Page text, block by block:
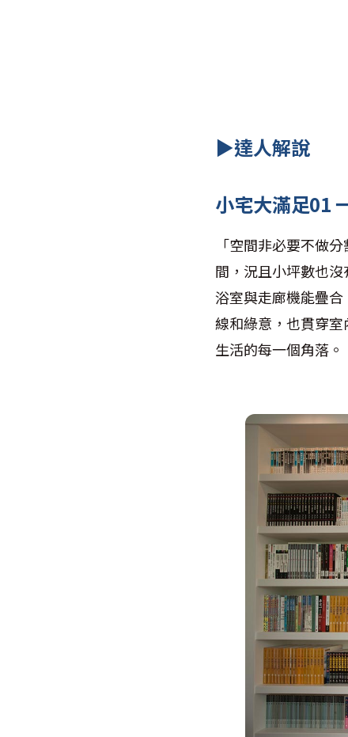
▶達人解說
小宅大滿足01
「空間非必要不做
間，況且小坪數也
浴室與走廊機能疊
線和綠意，也貫穿
生活的每一個角落。